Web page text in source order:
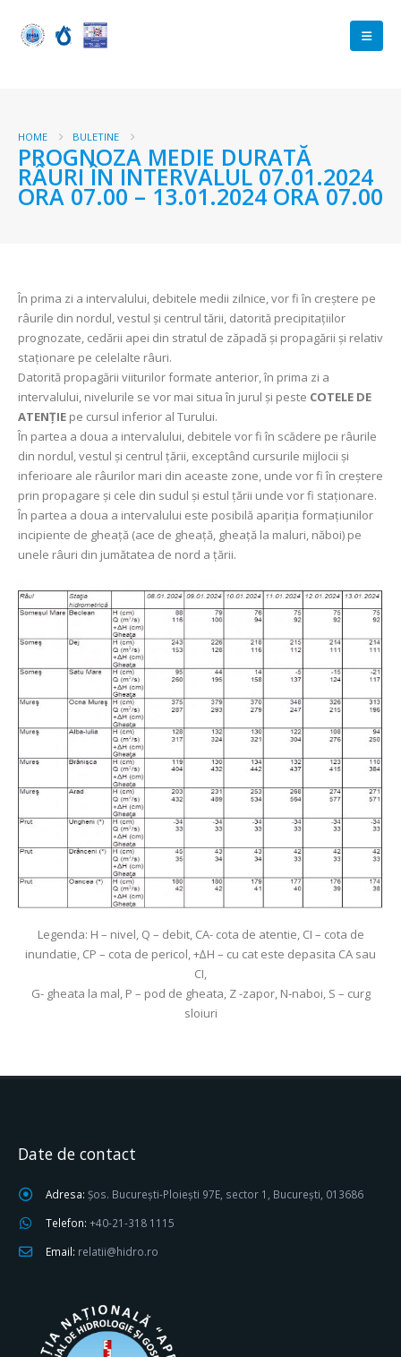
HOME BULETINE
PROGNOZA MEDIE DURATĂ
RÂURI ÎN INTERVALUL 07.01.2024
ORA 07.00 – 13.01.2024 ORA 07.00
În prima zi a intervalului, debitele medii zilnice, vor fi în creştere pe
râurile din nordul, vestul şi centrul tării, datorită precipitațiilor
prognozate, cedării apei din stratul de zăpadă şi propagării şi relativ
staționare pe celelalte râuri.
Datorită propagării viiturilor formate anterior, în prima zi a
intervalului, nivelurile se vor mai situa în jurul şi peste COTELE DE
ATENȚIE pe cursul inferior al Turului.
În partea a doua a intervalului, debitele vor fi în scădere pe râurile
din nordul, vestul şi centrul țării, exceptând cursurile mijlocii și
inferioare ale râurilor mari din aceaste zone, unde vor fi în creștere
prin propagare și cele din sudul și estul țării unde vor fi staționare.
În partea a doua a intervalului este posibilă apariția formațiunilor
incipiente de gheață (ace de gheață, gheață la maluri, năboi) pe
unele râuri din jumătatea de nord a țării.
Legenda: H – nivel, Q – debit, CA- cota de atentie, CI – cota de
inundatie, CP – cota de pericol, +∆H – cu cat este depasita CA sau
CI,
G- gheata la mal, P – pod de gheata, Z -zapor, N-naboi, S – curg
sloiuri
Date de contact
Adresa: Șos. București-Ploiești 97E, sector 1, București, 013686
Telefon: +40-21-318 1115
Email: relatii@hidro.ro